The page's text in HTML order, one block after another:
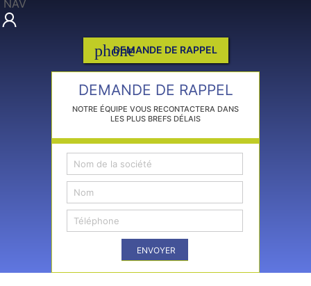
NAV
phone
DEMANDE DE RAPPEL
DEMANDE DE RAPPEL
NOTRE ÉQUIPE VOUS RECONTACTERA DANS
LES PLUS BREFS DÉLAIS
ENVOYER